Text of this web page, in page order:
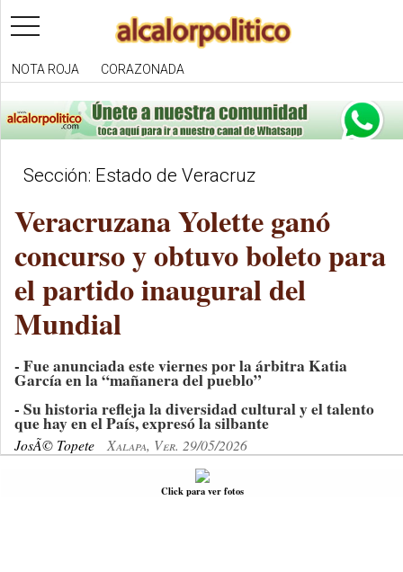
toggle
navigation
NOTA ROJA CORAZONADA
Sección: Estado de Veracruz
Veracruzana Yolette ganó
concurso y obtuvo boleto para
el partido inaugural del
Mundial
- Fue anunciada este viernes por la árbitra Katia
García en la “mañanera del pueblo”
- Su historia refleja la diversidad cultural y el talento
que hay en el País, expresó la silbante
JosÃ© Topete Xalapa, Ver. 29/05/2026
Click para ver fotos